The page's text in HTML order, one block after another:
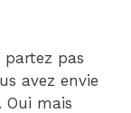
partez pas
avez envie
Oui mais